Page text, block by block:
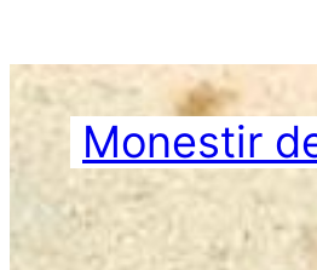
al
contingut
Monestir